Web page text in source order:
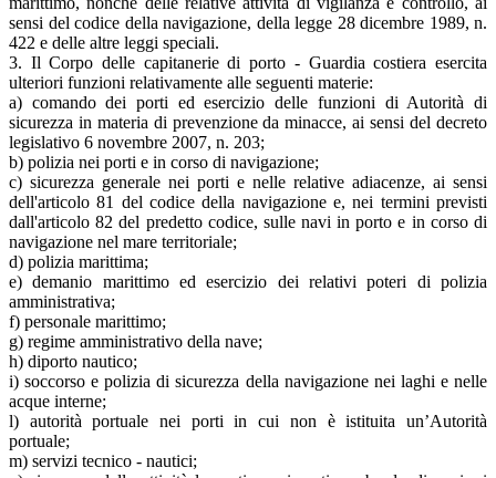
sensi del codice della navigazione, della legge 28 dicembre 1989, n.
422 e delle altre leggi speciali.
3. Il Corpo delle capitanerie di porto - Guardia costiera esercita
ulteriori funzioni relativamente alle seguenti materie:
a) comando dei porti ed esercizio delle funzioni di Autorità di
sicurezza in materia di prevenzione da minacce, ai sensi del decreto
legislativo 6 novembre 2007, n. 203;
b) polizia nei porti e in corso di navigazione;
c) sicurezza generale nei porti e nelle relative adiacenze, ai sensi
dell'articolo 81 del codice della navigazione e, nei termini previsti
dall'articolo 82 del predetto codice, sulle navi in porto e in corso di
navigazione nel mare territoriale;
d) polizia marittima;
e) demanio marittimo ed esercizio dei relativi poteri di polizia
amministrativa;
f) personale marittimo;
g) regime amministrativo della nave;
h) diporto nautico;
i) soccorso e polizia di sicurezza della navigazione nei laghi e nelle
acque interne;
l) autorità portuale nei porti in cui non è istituita un’Autorità
portuale;
m) servizi tecnico - nautici;